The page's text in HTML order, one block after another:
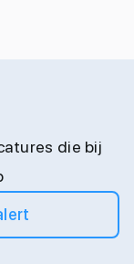
die bij